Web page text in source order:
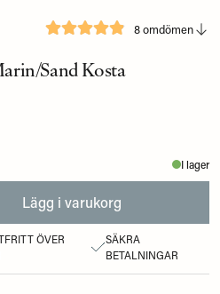
8 omdömen
Sand Kosta
I lager
Lägg i varukorg
ÖVER
SÄKRA
BETALNINGAR